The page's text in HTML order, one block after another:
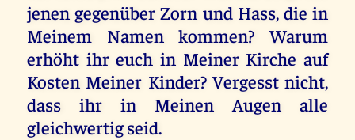
jenen gegenüber Zorn und Hass, die in
Meinem Namen kommen? Warum
erhöht ihr euch in Meiner Kirche auf
Kosten Meiner Kinder? Vergesst nicht,
dass ihr in Meinen Augen alle
gleichwertig seid.